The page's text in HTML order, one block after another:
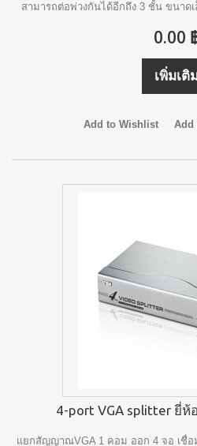
สามารถต่อพ่วงกันได้อีกถึง 3 ชั้น ขนาด
0.00
เพิ่มเติ
Add to Wishlist Add
4-port VGA splitter ยี่ห้
แยกสัญญาณVGA 1 คอม ออก 4 จอ เชื่อ